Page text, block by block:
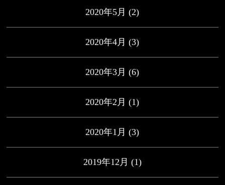
2020年5月 (2)
2020年4月 (3)
2020年3月 (6)
2020年2月 (1)
2020年1月 (3)
2019年12月 (1)